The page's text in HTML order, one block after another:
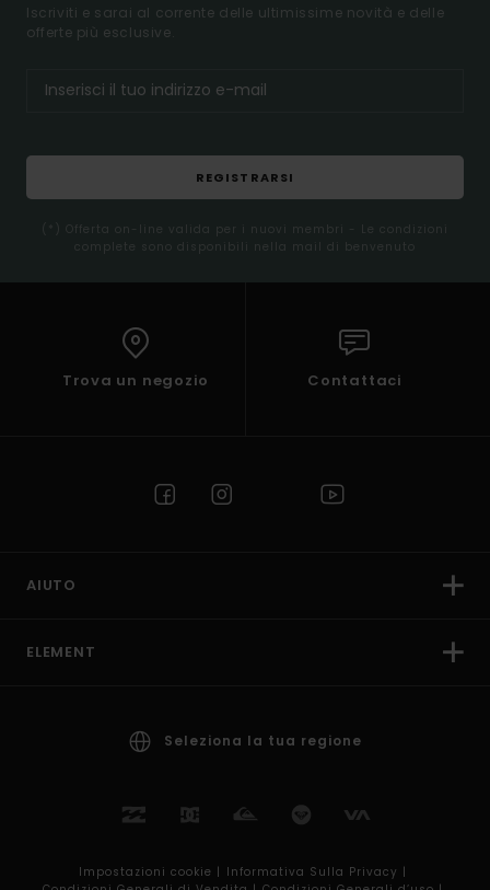
Iscriviti e sarai al corrente delle ultimissime novità e delle
offerte più esclusive.
REGISTRARSI
(*) Offerta on-line valida per i nuovi membri - Le condizioni
complete sono disponibili nella mail di benvenuto
Trova un negozio Contattaci
AIUTO
ELEMENT
Seleziona la tua regione
Impostazioni cookie | Informativa Sulla Privacy |